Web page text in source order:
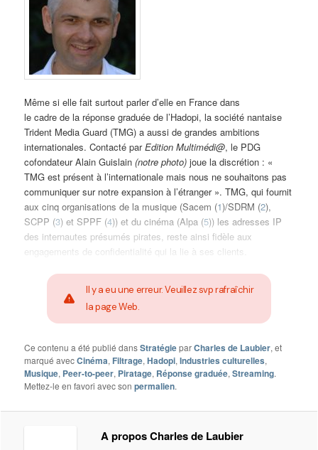
Même si elle fait surtout parler d’elle en France dans
le cadre de la réponse graduée de l’Hadopi, la société nantaise
Trident Media Guard (TMG) a aussi de grandes ambitions
internationales. Contacté parEdition Multimédi@, le PDG
cofondateur Alain Guislain(notre photo)joue la discrétion : «
TMG est présent à l’internationale mais nous ne souhaitons pas
communiquer sur notre expansion à l’étranger ». TMG, qui fournit
aux cinq organisations de la musique (Sacem (1)/SDRM (2),
SCPP (3) et SPPF (4)) et du cinéma (Alpa (5)) les adresses IP
des internautes présumés pirates, reste ainsi fidèle aux
engagements de confidentialité qui la lie à ses clients.
Il y a eu une erreur. Veuillez svp rafraîchir
la page Web.
Ce contenu a été publié dansStratégieparCharles de Laubier, et
marqué avecCinéma, Filtrage,Hadopi,Industries culturelles,
Musique, Peer-to-peer, Piratage, Réponse graduée,Streaming.
Mettez-le en favori avec sonpermalien.
A propos Charles de Laubier